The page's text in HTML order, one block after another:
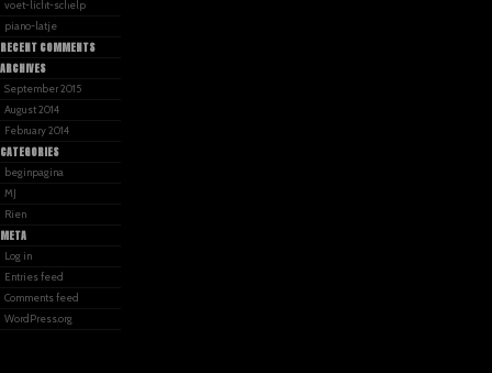
voet-licht-schelp
piano-latje
RECENT COMMENTS
ARCHIVES
September 2015
August 2014
February 2014
CATEGORIES
beginpagina
MJ
Rien
META
Log in
Entries feed
Comments feed
WordPress.org